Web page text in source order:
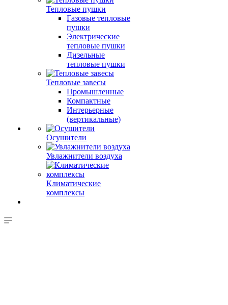
Тепловые пушки
Газовые тепловые
пушки
Электрические
тепловые пушки
Дизельные
тепловые пушки
Тепловые завесы
Промышленные
Компактные
Интерьерные
(вертикальные)
Осушители
Увлажнители воздуха
Климатические
комплексы